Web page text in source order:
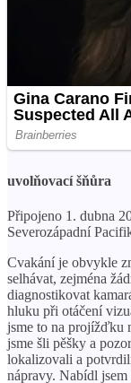
uvolňovací šňůra
Připojeno 1. dubna
Severozápadní
Cvakání je obvykle
selhávat, zejména
diagnostikovat
hluku při otáčení
jsme to na projížďku
jsme šli pěšky a
lokalizovali a
nápravy. Nabídl